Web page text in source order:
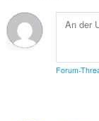
Forum-